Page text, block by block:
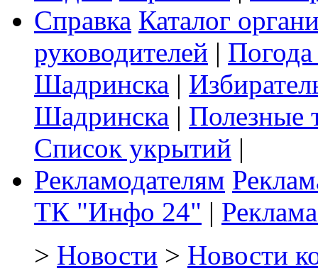
Справка Каталог
руководителей |
Шадринска |
Шадринска | Полезные
Список укрытий |
Рекламодателям
ТК "Инфо 24" |
> Новости > Новости